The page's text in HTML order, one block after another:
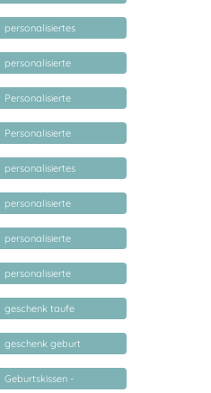
personalisiert
personalisiertes
Taufgeschenk
personalisierte
Geschenke für Baby
Personalisierte
Geschenke für Kinder
Personalisierte
Geschenke Geburt Taufe
personalisiertes
Babygeschenk Junge
personalisierte
Geschenke Kind 1 Jahr
personalisierte
Geschenke Kind 2 Jahr
personalisierte
Geschenke Kind 3 Jahr
geschenk taufe
personalisiert
geschenk geburt
personalisiert
Geburtskissen -